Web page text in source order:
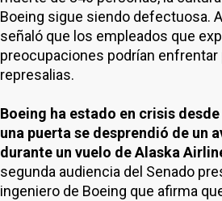
Boeing sigue siendo defectuosa.
señaló que los empleados que
preocupaciones podrían
represalias.
Boeing ha estado en crisis
una puerta se desprendió de un
durante un vuelo de Alaska
segunda audiencia del Senado
ingeniero de Boeing que afirma